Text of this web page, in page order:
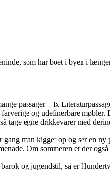
som har boet i byen i
passager – fx
og udefinerbare møbler.
egne drikkevarer med
man kigger op og ser en
Om sommeren er der
og jugendstil, så er